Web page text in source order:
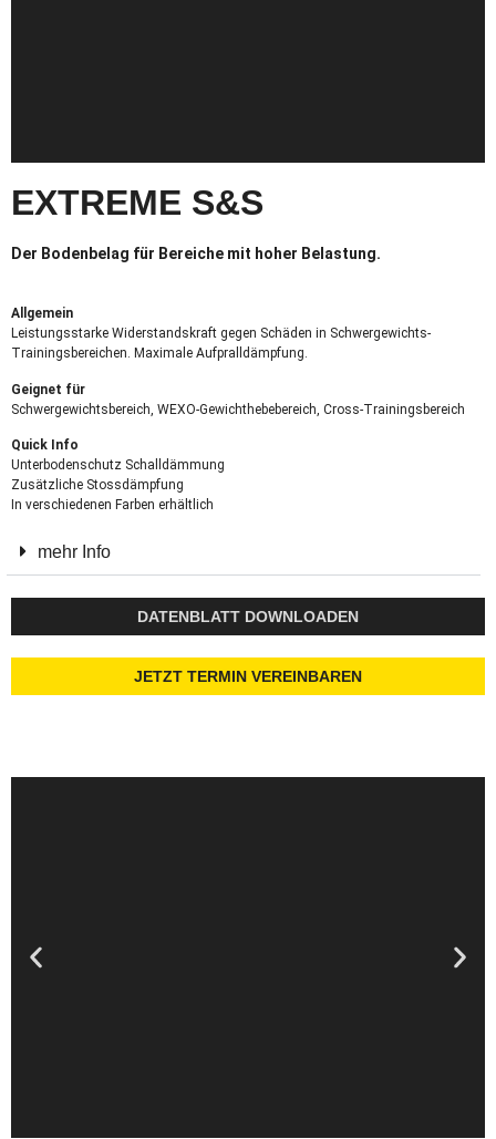
EXTREME S&S
Der Bodenbelag für Bereiche mit hoher Belastung.
Allgemein
Leistungsstarke Widerstandskraft gegen Schäden in Schwergewichts-
Trainingsbereichen. Maximale Aufpralldämpfung.
Geignet für
Schwergewichtsbereich, WEXO-Gewichthebebereich, Cross-Trainingsbereich
Quick Info
Unterbodenschutz Schalldämmung
Zusätzliche Stossdämpfung
In verschiedenen Farben erhältlich
mehr Info
DATENBLATT DOWNLOADEN
JETZT TERMIN VEREINBAREN